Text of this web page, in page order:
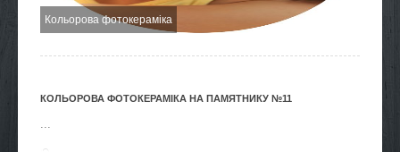
Кольорова фотокераміка
КОЛЬОРОВА ФОТОКЕРАМІКА НА ПАМЯТНИКУ №11
...